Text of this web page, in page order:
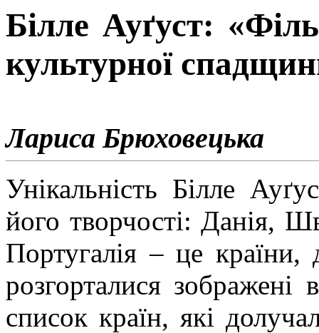
Білле Ауґуст:
культурної
Лариса Брюховецька
Унікальність Білле
його творчості: Данія,
Португалія – це країни,
розгорталися
список країн, які